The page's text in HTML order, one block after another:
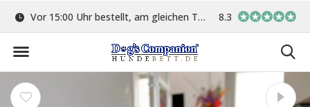
Vor 15:00 Uhr bestellt, am gleichen Tag versand In eigener
8.3